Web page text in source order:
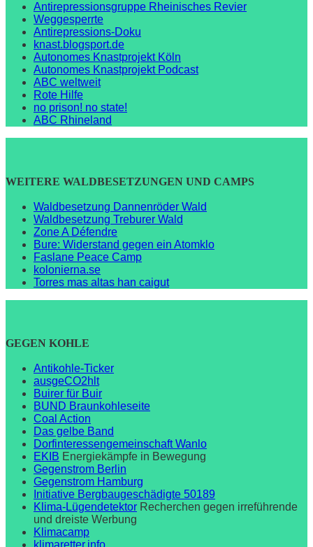
Antirepressionsgruppe Rheinisches Revier
Weggesperrte
Antirepressions-Doku
knast.blogsport.de
Autonomes Knastprojekt Köln
Autonomes Knastprojekt Podcast
ABC weltweit
Rote Hilfe
no prison! no state!
ABC Rhineland
WEITERE WALDBESETZUNGEN UND CAMPS
Waldbesetzung Dannenröder Wald
Waldbesetzung Treburer Wald
Zone A Défendre
Bure: Widerstand gegen ein Atomklo
Faslane Peace Camp
kolonierna.se
Torres mas altas han caigut
GEGEN KOHLE
Antikohle-Ticker
ausgeCO2hlt
Buirer für Buir
BUND Braunkohleseite
Coal Action
Das gelbe Band
Dorfinteressengemeinschaft Wanlo
EKIB Energiekämpfe in Bewegung
Gegenstrom Berlin
Gegenstrom Hamburg
Initiative Bergbaugeschädigte 50189
Klima-Lügendetektor Recherchen gegen irreführende
und dreiste Werbung
Klimacamp
klimaretter.info